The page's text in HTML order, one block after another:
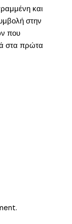
και
στην
που
στα πρώτα